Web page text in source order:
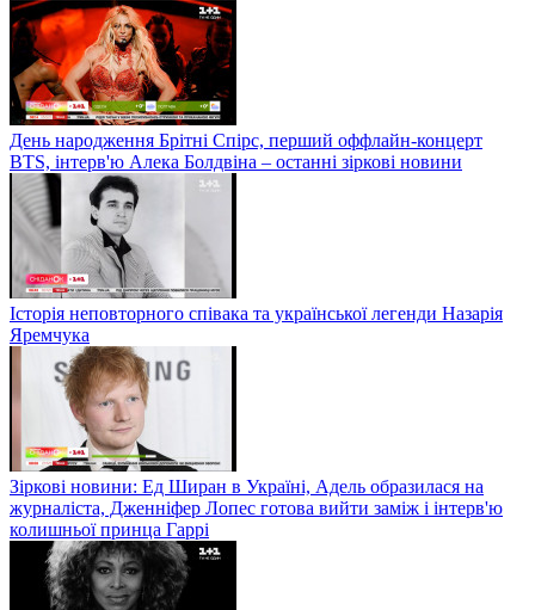
День народження Брітні Спірс, перший оффлайн-концерт
BTS, інтерв'ю Алека Болдвіна – останні зіркові новини
Історія неповторного співака та української легенди Назарія
Яремчука
Зіркові новини: Ед Ширан в Україні, Адель образилася на
журналіста, Дженніфер Лопес готова вийти заміж і інтерв'ю
колишньої принца Гаррі